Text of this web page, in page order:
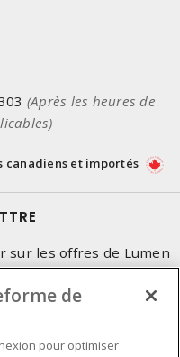
(Après les heures de
canadiens et importés
sur les offres de Lumen
de
pour optimiser